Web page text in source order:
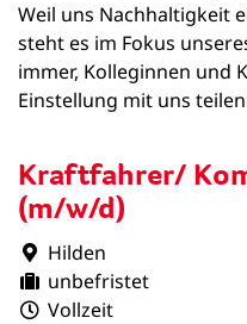
Kraftfahrer/
(m/w/d)
Hilden
unbefristet
Vollzeit
Weil uns Nachhaltigkeit
steht es im Fokus
immer, Kolleginnen und
Einstellung mit uns